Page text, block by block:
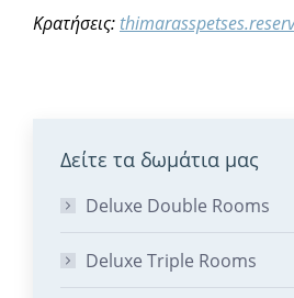
Κρατήσεις:
Δείτε τα δωμάτια μας
Deluxe Double Rooms
Deluxe Triple Rooms